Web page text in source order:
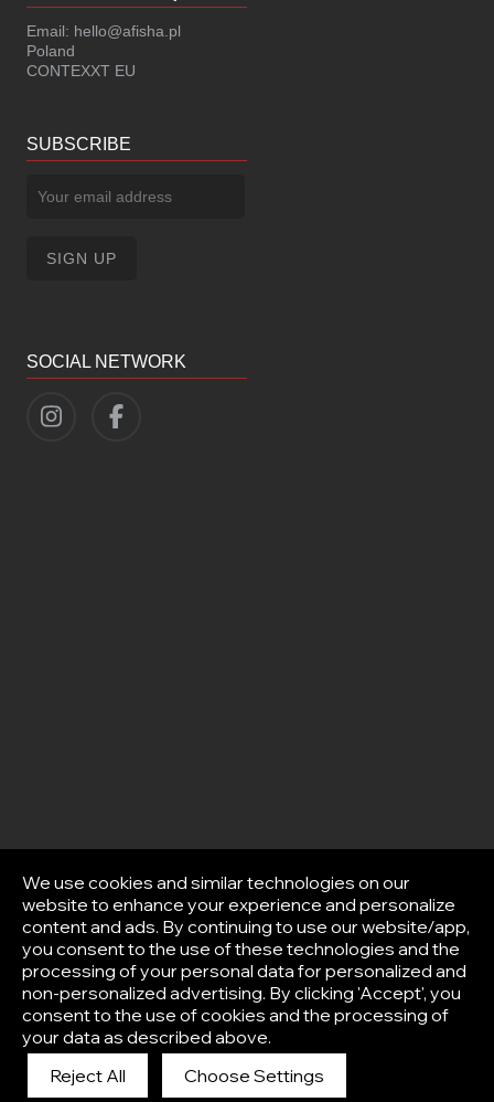
Email: hello@afisha.pl
Poland
CONTEXXT EU
SUBSCRIBE
SOCIAL NETWORK
We use cookies and similar technologies on our
website to enhance your experience and personalize
content and ads. By continuing to use our website/app,
you consent to the use of these technologies and the
processing of your personal data for personalized and
non-personalized advertising. By clicking 'Accept', you
consent to the use of cookies and the processing of
your data as described above.
Reject All
Choose Settings